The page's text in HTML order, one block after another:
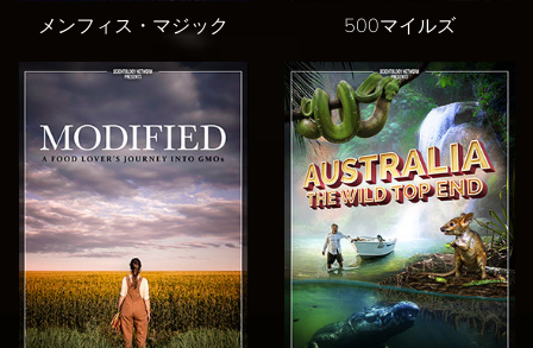
メンフィス・マジック 500マイルズ